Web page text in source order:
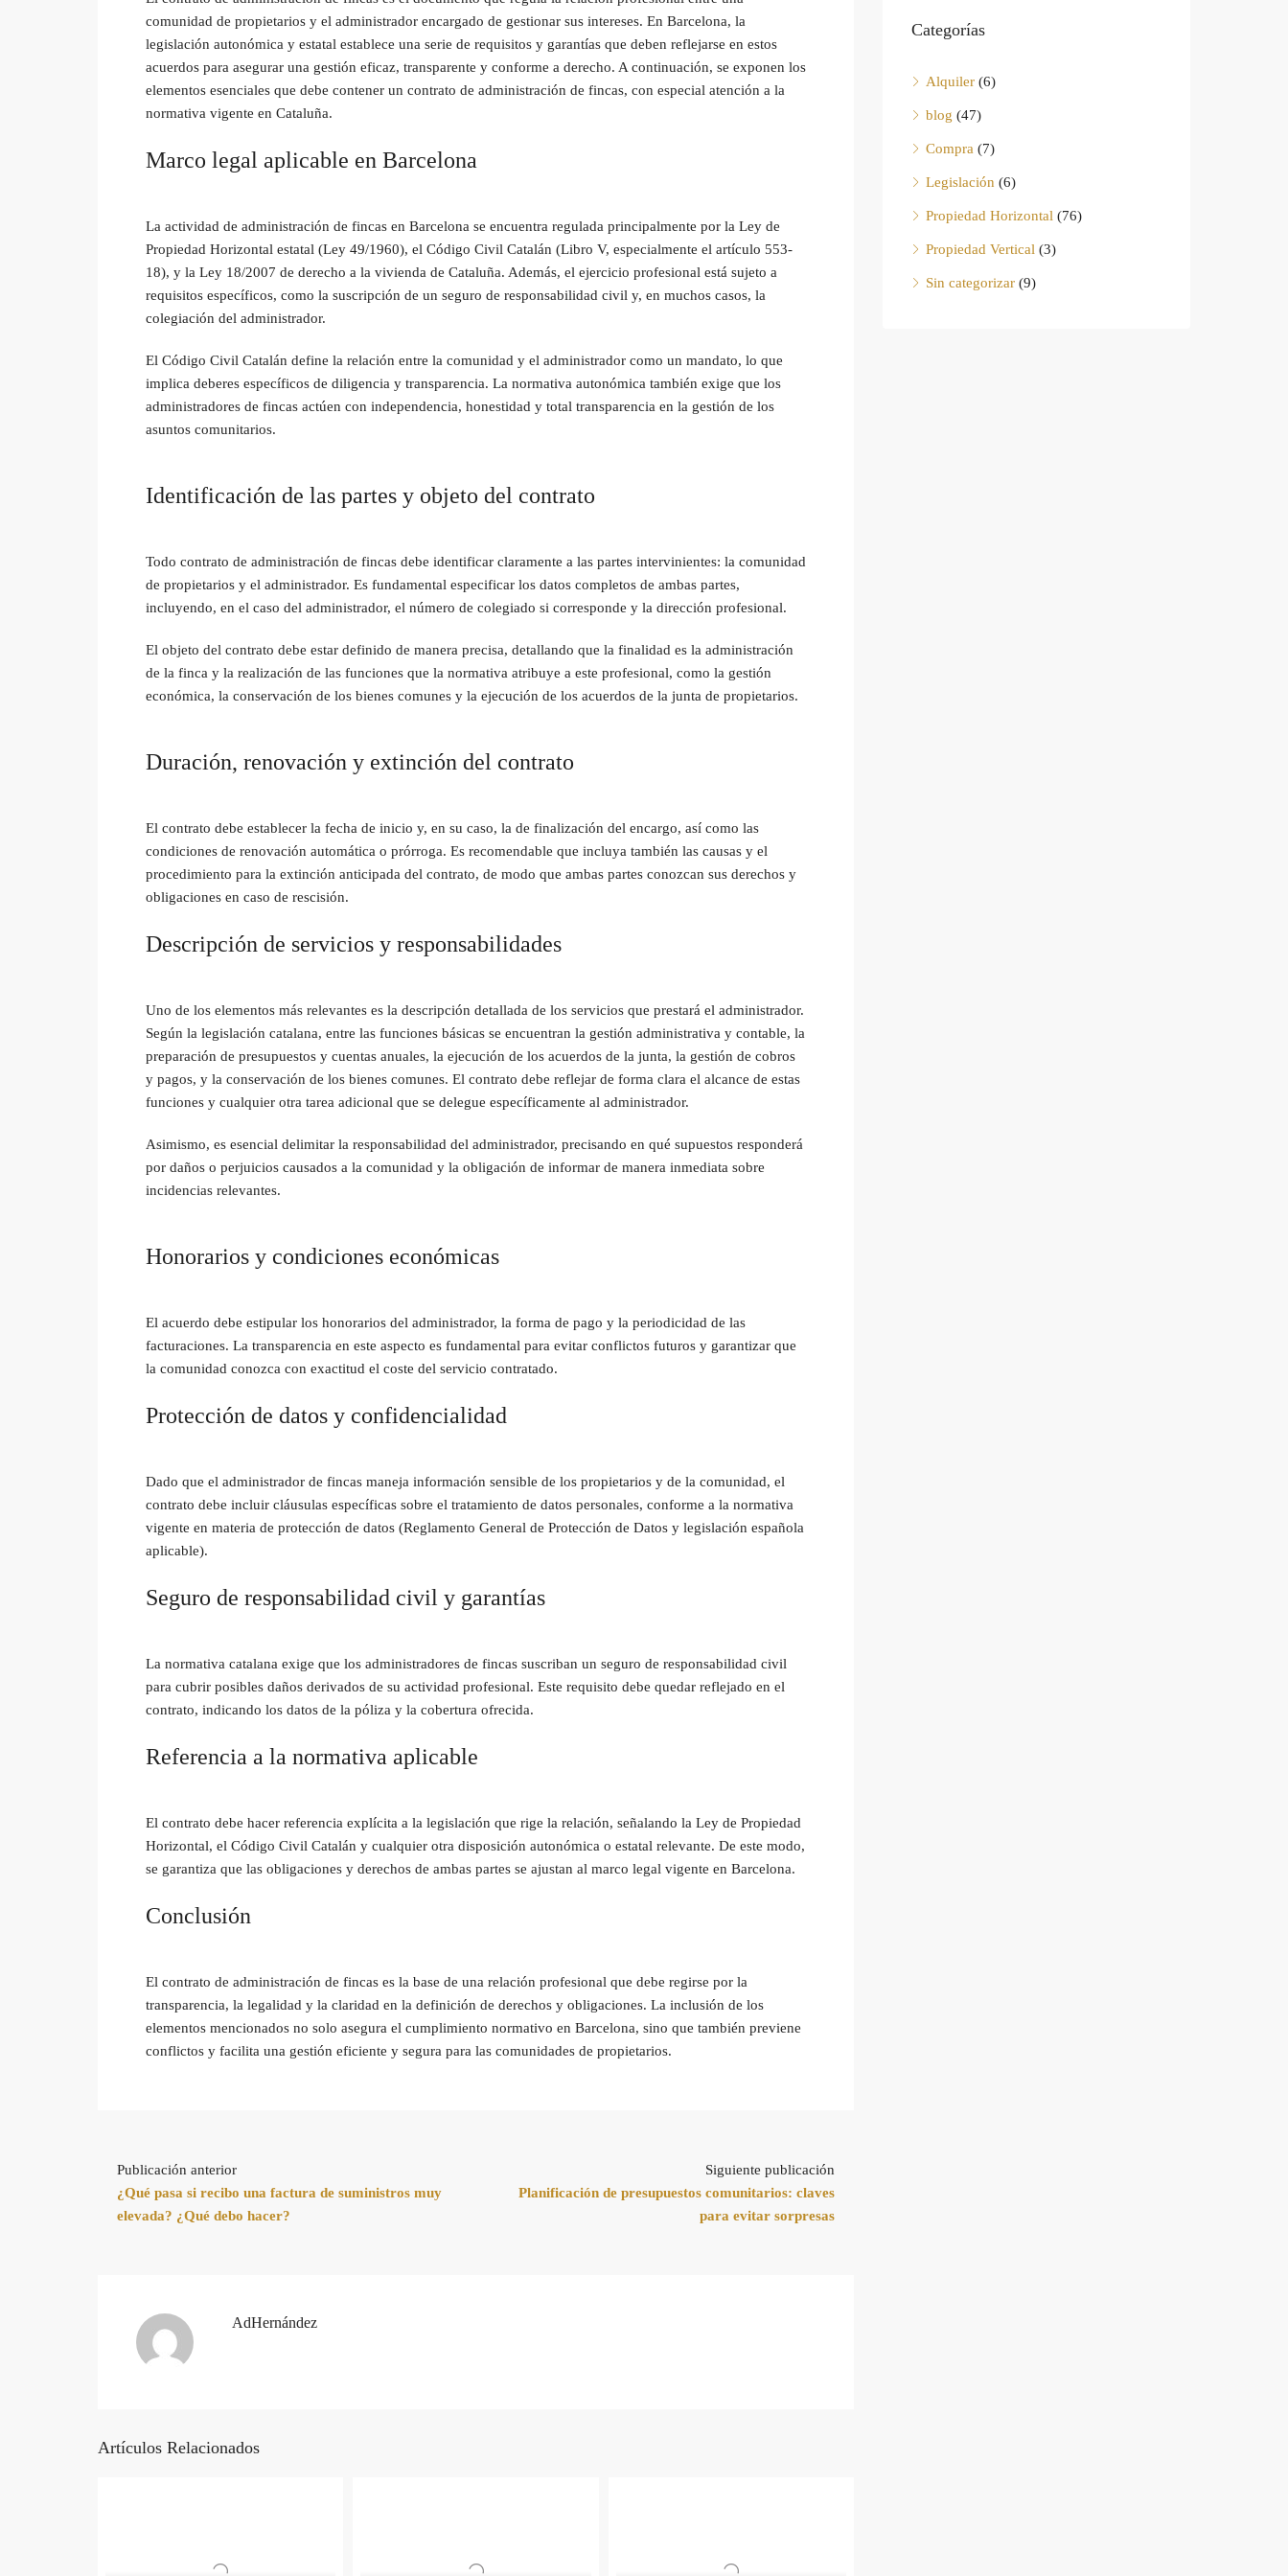
comunidad de propietarios y el administrador encargado de gestionar sus intereses. En Barcelona, la
legislación autonómica y estatal establece una serie de requisitos y garantías que deben reflejarse en estos
acuerdos para asegurar una gestión eficaz, transparente y conforme a derecho. A continuación, se exponen los
elementos esenciales que debe contener un contrato de administración de fincas, con especial atención a la
normativa vigente en Cataluña.
Marco legal aplicable en Barcelona
La actividad de administración de fincas en Barcelona se encuentra regulada principalmente por la Ley de
Propiedad Horizontal estatal (Ley 49/1960), el Código Civil Catalán (Libro V, especialmente el artículo 553-
18), y la Ley 18/2007 de derecho a la vivienda de Cataluña. Además, el ejercicio profesional está sujeto a
requisitos específicos, como la suscripción de un seguro de responsabilidad civil y, en muchos casos, la
colegiación del administrador.
El Código Civil Catalán define la relación entre la comunidad y el administrador como un mandato, lo que
implica deberes específicos de diligencia y transparencia. La normativa autonómica también exige que los
administradores de fincas actúen con independencia, honestidad y total transparencia en la gestión de los
asuntos comunitarios.
Identificación de las partes y objeto del contrato
Todo contrato de administración de fincas debe identificar claramente a las partes intervinientes: la comunidad
de propietarios y el administrador. Es fundamental especificar los datos completos de ambas partes,
incluyendo, en el caso del administrador, el número de colegiado si corresponde y la dirección profesional.
El objeto del contrato debe estar definido de manera precisa, detallando que la finalidad es la administración
de la finca y la realización de las funciones que la normativa atribuye a este profesional, como la gestión
económica, la conservación de los bienes comunes y la ejecución de los acuerdos de la junta de propietarios.
Duración, renovación y extinción del contrato
El contrato debe establecer la fecha de inicio y, en su caso, la de finalización del encargo, así como las
condiciones de renovación automática o prórroga. Es recomendable que incluya también las causas y el
procedimiento para la extinción anticipada del contrato, de modo que ambas partes conozcan sus derechos y
obligaciones en caso de rescisión.
Descripción de servicios y responsabilidades
Uno de los elementos más relevantes es la descripción detallada de los servicios que prestará el administrador.
Según la legislación catalana, entre las funciones básicas se encuentran la gestión administrativa y contable, la
preparación de presupuestos y cuentas anuales, la ejecución de los acuerdos de la junta, la gestión de cobros
y pagos, y la conservación de los bienes comunes. El contrato debe reflejar de forma clara el alcance de estas
funciones y cualquier otra tarea adicional que se delegue específicamente al administrador.
Asimismo, es esencial delimitar la responsabilidad del administrador, precisando en qué supuestos responderá
por daños o perjuicios causados a la comunidad y la obligación de informar de manera inmediata sobre
incidencias relevantes.
Honorarios y condiciones económicas
El acuerdo debe estipular los honorarios del administrador, la forma de pago y la periodicidad de las
facturaciones. La transparencia en este aspecto es fundamental para evitar conflictos futuros y garantizar que
la comunidad conozca con exactitud el coste del servicio contratado.
Protección de datos y confidencialidad
Dado que el administrador de fincas maneja información sensible de los propietarios y de la comunidad, el
contrato debe incluir cláusulas específicas sobre el tratamiento de datos personales, conforme a la normativa
vigente en materia de protección de datos (Reglamento General de Protección de Datos y legislación española
aplicable).
Seguro de responsabilidad civil y garantías
La normativa catalana exige que los administradores de fincas suscriban un seguro de responsabilidad civil
para cubrir posibles daños derivados de su actividad profesional. Este requisito debe quedar reflejado en el
contrato, indicando los datos de la póliza y la cobertura ofrecida.
Referencia a la normativa aplicable
El contrato debe hacer referencia explícita a la legislación que rige la relación, señalando la Ley de Propiedad
Horizontal, el Código Civil Catalán y cualquier otra disposición autonómica o estatal relevante. De este modo,
se garantiza que las obligaciones y derechos de ambas partes se ajustan al marco legal vigente en Barcelona.
Conclusión
El contrato de administración de fincas es la base de una relación profesional que debe regirse por la
transparencia, la legalidad y la claridad en la definición de derechos y obligaciones. La inclusión de los
elementos mencionados no solo asegura el cumplimiento normativo en Barcelona, sino que también previene
conflictos y facilita una gestión eficiente y segura para las comunidades de propietarios.
Publicación anterior
¿Qué pasa si recibo una factura de suministros muy
elevada? ¿Qué debo hacer?
Siguiente publicación
Planificación de presupuestos comunitarios: claves
para evitar sorpresas
AdHernández
Artículos Relacionados
Categorías
Alquiler (6)
blog (47)
Compra (7)
Legislación (6)
Propiedad Horizontal (76)
Propiedad Vertical (3)
Sin categorizar (9)